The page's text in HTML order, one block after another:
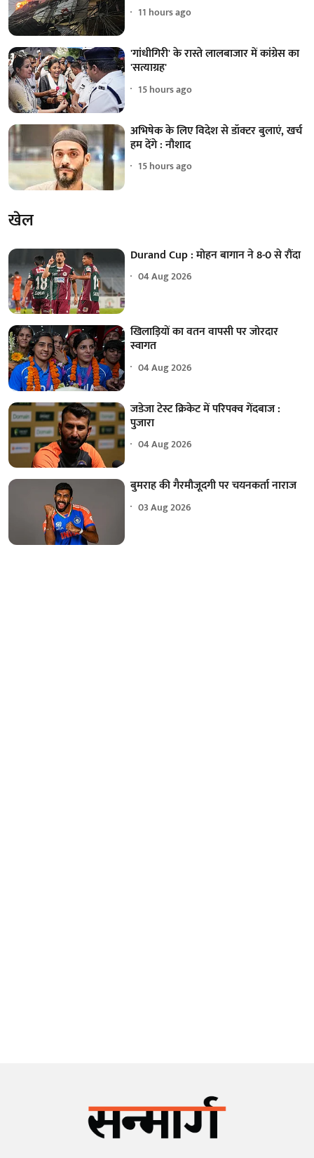
11 hours ago
'गांधीगिरी' के रास्ते लालबाजार में कांग्रेस का
'सत्याग्रह'
15 hours ago
अभिषेक के लिए विदेश से डॉक्टर बुलाएं, खर्च
हम देंगे : नौशाद
15 hours ago
खेल
Durand Cup : मोहन बागान ने 8-0 से रौंदा
04 Aug 2026
खिलाड़ियों का वतन वापसी पर जोरदार
स्वागत
04 Aug 2026
जडेजा टेस्ट क्रिकेट में परिपक्व गेंदबाज :
पुजारा
04 Aug 2026
बुमराह की गैरमौजूदगी पर चयनकर्ता नाराज
03 Aug 2026